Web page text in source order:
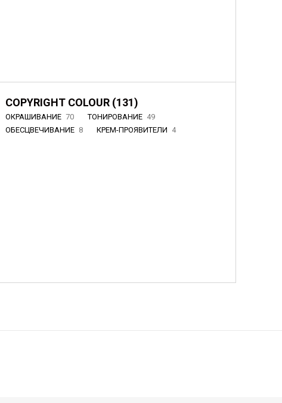
COPYRIGHT COLOUR (131)
ОКРАШИВАНИЕ 70 ТОНИРОВАНИЕ 49
ОБЕСЦВЕЧИВАНИЕ 8 КРЕМ-ПРОЯВИТЕЛИ 4